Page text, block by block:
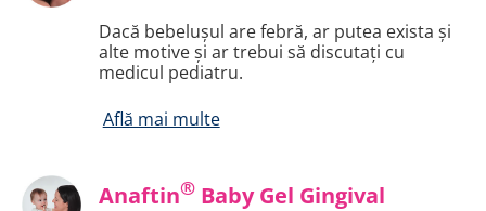
Dacă bebelușul are febră, ar putea exista și
alte motive și ar trebui să discutați cu
medicul pediatru.
Află mai multe
Anaftin®Baby Gel Gingival